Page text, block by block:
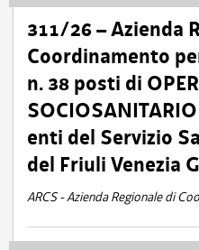
311/26 – Azienda
Coordinamento
n. 38 posti di
enti del Servizio
del Friuli Venezia
ARCS - Azienda Regionale di